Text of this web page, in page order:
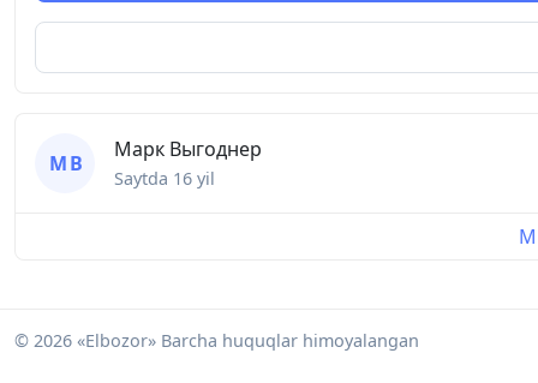
М В
Марк Выгоднер
Saytda 16 yil
© 2026 «Elbozor» Barcha huquqlar himoyalangan